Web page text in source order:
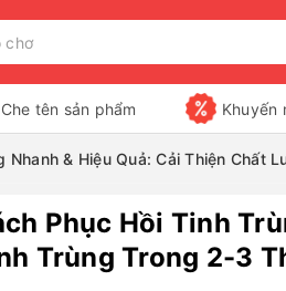
Bạn chưa xem
Che tên sản phẩm Khuyến
Nhanh & Hiệu Quả: Cải Thiện Chất
Phục Hồi Tinh
Trùng Trong 2-3